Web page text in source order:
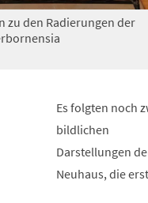
zu den Radierungen der
Es folgten noch
bildlichen
Darstellungen
Neuhaus, die